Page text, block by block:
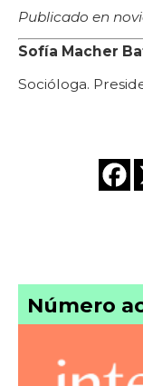
Publicado en
Sofía Macher
Socióloga.
Número